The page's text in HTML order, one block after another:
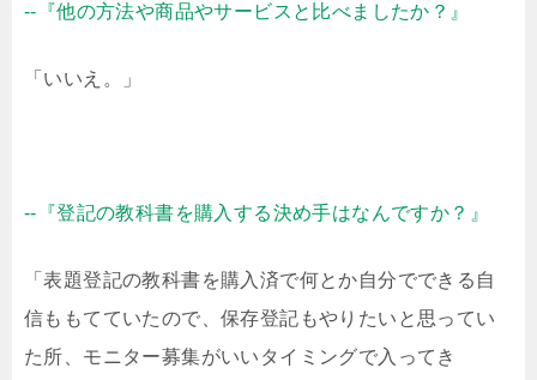
--『他の方法や商品やサービスと比べましたか？』
「いいえ。」
--『登記の教科書を購入する決め手はなんですか？』
「表題登記の教科書を購入済で何とか自分でできる自
信ももてていたので、保存登記もやりたいと思ってい
た所、モニター募集がいいタイミングで入ってき